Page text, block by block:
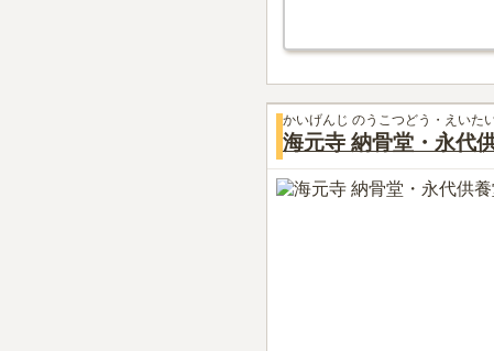
かいげんじ のうこつどう・えいた
海元寺 納骨堂・永代